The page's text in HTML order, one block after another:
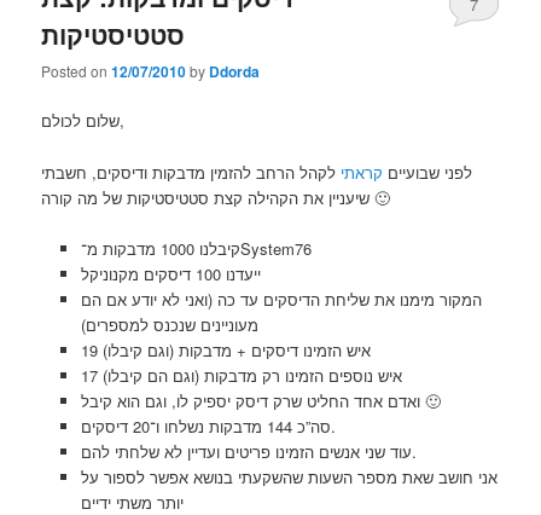
סטטיסטיקות
Posted on12/07/2010by Ddorda
7
שלום לכולם,
לפני שבועיים קראתי לקהל הרחב להזמין מדבקות ודיסקים, חשבתי
שיעניין את הקהילה קצת סטטיסטיקות של מה קורה 🙂
קיבלנו 1000 מדבקות מ־System76
ייעדנו 100 דיסקים מקנוניקל
המקור מימנו את שליחת הדיסקים עד כה (ואני לא יודע אם הם
מעוניינים שנכנס למספרים)
19 איש הזמינו דיסקים + מדבקות (וגם קיבלו)
17 איש נוספים הזמינו רק מדבקות (וגם הם קיבלו)
ואדם אחד החליט שרק דיסק יספיק לו, וגם הוא קיבל 🙂
סה”כ 144 מדבקות נשלחו ו־20 דיסקים.
עוד שני אנשים הזמינו פריטים ועדיין לא שלחתי להם.
אני חושב שאת מספר השעות שהשקעתי בנושא אפשר לספור על
יותר משתי ידיים